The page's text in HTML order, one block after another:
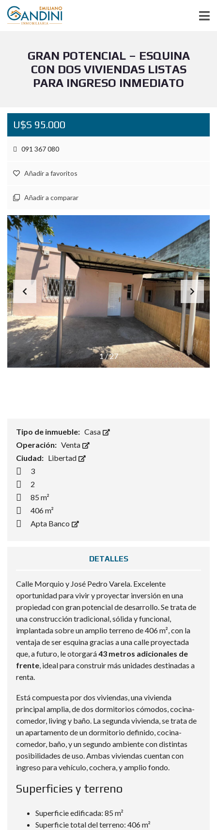
GRAN POTENCIAL – ESQUINA
CON DOS VIVIENDAS LISTAS
PARA INGRESO INMEDIATO
U$S 95.000
091 367 080
Añadir a favoritos
Añadir a comparar
1/27
Tipo de inmueble: Casa
Operación: Venta
Ciudad: Libertad
3
2
85 m²
406 m²
Apta Banco
DETALLES
Calle Morquio y José Pedro Varela. Excelente
oportunidad para vivir y proyectar inversión en una
propiedad con gran potencial de desarrollo. Se trata de
una construcción tradicional, sólida y funcional,
implantada sobre un amplio terreno de 406 m², con la
ventaja de ser esquina gracias a una calle proyectada
que, a futuro, le otorgará43 metros adicionales de
frente, ideal para construir más unidades destinadas a
renta.
Está compuesta por dos viviendas, una vivienda
principal amplia, de dos dormitorios cómodos, cocina-
comedor, living y baño. La segunda vivienda, se trata de
un apartamento de un dormitorio definido, cocina-
comedor, baño, y un segundo ambiente con distintas
posibilidades de uso. Ambas viviendas cuentan con
ingreso para vehículo, cochera, y amplio fondo.
Superficies y terreno
Superficie edificada: 85 m²
Superficie total del terreno: 406 m²